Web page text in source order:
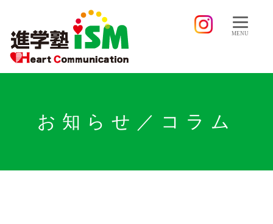
MENU
お知らせ／コラム